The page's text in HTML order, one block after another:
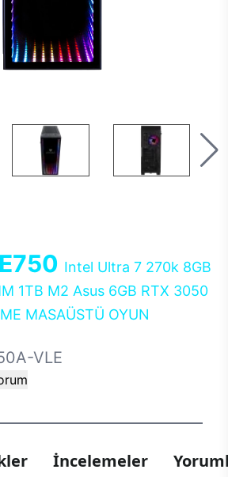
Intel Ultra 7 270k 8GB
1TB M2 Asus 6GB RTX 3050
MASAÜSTÜ OYUN
VLE
İncelemeler